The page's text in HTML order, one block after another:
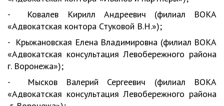
- Ковалев Кирилл Андреевич (филиал ВОКА
«Адвокатская контора Стуковой В.Н.»);
- Крыжановская Елена Владимировна (филиал ВОКА
«Адвокатская консультация Левобережного района
г. Воронежа»);
- Мысков Валерий Сергеевич (филиал ВОКА
«Адвокатская консультация Левобережного района